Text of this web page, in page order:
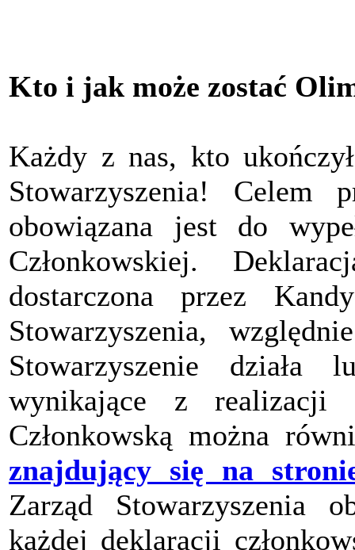
Kto i jak może zostać
Każdy z nas, kto
Stowarzyszenia! Celem
obowiązana jest do
Członkowskiej.
dostarczona przez
Stowarzyszenia,
Stowarzyszenie działa
wynikające z realizacji
Członkowską można
znajdujący się na
Zarząd Stowarzyszenia
każdej deklaracji